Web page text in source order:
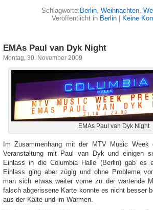
Schlagworte: Berlin, Weihnachten,
Veröffentlicht in Berlin Keine
EMAs Paul van Dyk Night
Montag, 30. November 2009
EMAs Paul van Dyk Night
Im Zusammenhang mit der MTV Music
Veranstaltung mit Paul van Dyk und einigen
Einlass in die Columbia Halle (Berlin) gab es
Einlass ging aber zügig und ohne Probleme
man sich etwas weiter vorne zu der wartende
falsch abgerissene Karte konnte es nicht besser
aus der Kälte und im Warmen.